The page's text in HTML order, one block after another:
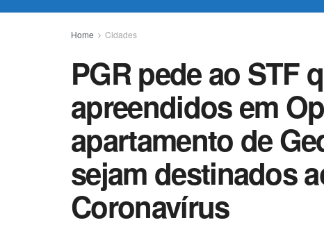
Home Cidades
PGR pede ao STF
apreendidos em
apartamento de
sejam destinados
Coronavírus